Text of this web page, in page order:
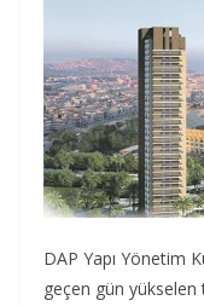
DAP Yapı Yönetim
geçen gün